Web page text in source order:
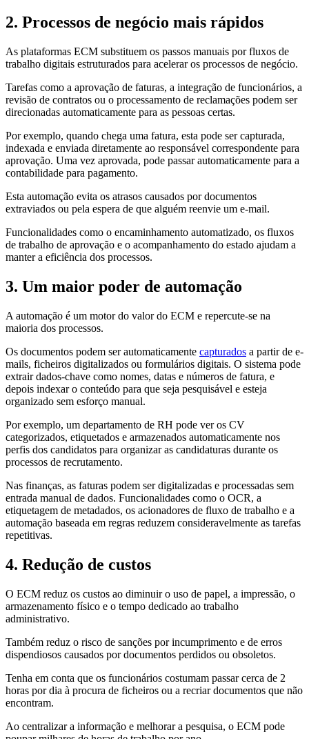
2. Processos de negócio mais rápidos
As plataformas ECM substituem os passos manuais por fluxos de
trabalho digitais estruturados para acelerar os processos de negócio.
Tarefas como a aprovação de faturas, a integração de funcionários, a
revisão de contratos ou o processamento de reclamações podem ser
direcionadas automaticamente para as pessoas certas.
Por exemplo, quando chega uma fatura, esta pode ser capturada,
indexada e enviada diretamente ao responsável correspondente para
aprovação. Uma vez aprovada, pode passar automaticamente para a
contabilidade para pagamento.
Esta automação evita os atrasos causados por documentos
extraviados ou pela espera de que alguém reenvie um e-mail.
Funcionalidades como o encaminhamento automatizado, os fluxos
de trabalho de aprovação e o acompanhamento do estado ajudam a
manter a eficiência dos processos.
3. Um maior poder de automação
A automação é um motor do valor do ECM e repercute-se na
maioria dos processos.
Os documentos podem ser automaticamente capturados a partir de e-
mails, ficheiros digitalizados ou formulários digitais. O sistema pode
extrair dados-chave como nomes, datas e números de fatura, e
depois indexar o conteúdo para que seja pesquisável e esteja
organizado sem esforço manual.
Por exemplo, um departamento de RH pode ver os CV
categorizados, etiquetados e armazenados automaticamente nos
perfis dos candidatos para organizar as candidaturas durante os
processos de recrutamento.
Nas finanças, as faturas podem ser digitalizadas e processadas sem
entrada manual de dados. Funcionalidades como o OCR, a
etiquetagem de metadados, os acionadores de fluxo de trabalho e a
automação baseada em regras reduzem consideravelmente as tarefas
repetitivas.
4. Redução de custos
O ECM reduz os custos ao diminuir o uso de papel, a impressão, o
armazenamento físico e o tempo dedicado ao trabalho
administrativo.
Também reduz o risco de sanções por incumprimento e de erros
dispendiosos causados por documentos perdidos ou obsoletos.
Tenha em conta que os funcionários costumam passar cerca de 2
horas por dia à procura de ficheiros ou a recriar documentos que não
encontram.
Ao centralizar a informação e melhorar a pesquisa, o ECM pode